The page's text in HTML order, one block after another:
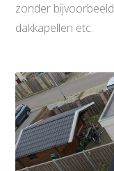
zonder
dakkapellen etc.